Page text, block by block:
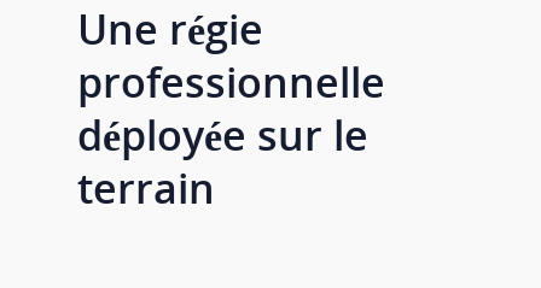
Une régie
professionnelle
déployée sur le
terrain